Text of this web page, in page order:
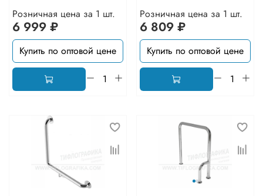
Розничная цена за 1 шт.
6 999 ₽
Купить по оптовой цене
Розничная цена за 1 шт.
6 809 ₽
Купить по оптовой цене